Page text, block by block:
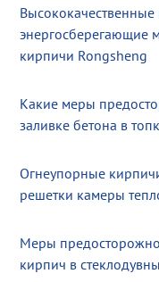
энергосберегающие
кирпичи Rongsheng
Какие меры
заливке бетона в
Огнеупорные
решетки камеры
Меры
кирпич в